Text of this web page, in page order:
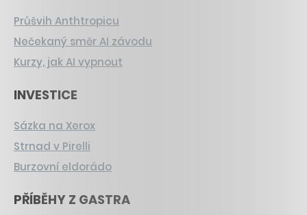
Průšvih Anthtropicu
Nečekaný směr AI závodu
Kurzy, jak AI vypnout
INVESTICE
Sázka na Xerox
Strnad v Pirelli
Burzovní eldorádo
PŘÍBĚHY Z GASTRA